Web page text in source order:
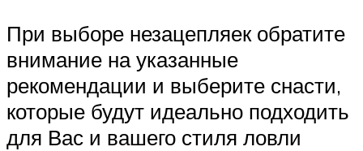
При выборе незацепляек обратите
внимание на указанные
рекомендации и выберите снасти,
которые будут идеально подходить
для Вас и вашего стиля ловли